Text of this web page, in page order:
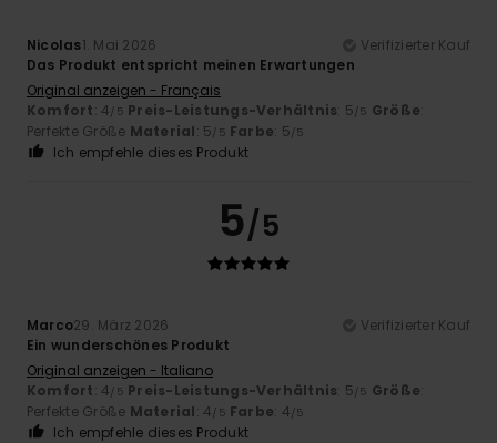
Nicolas1. Mai 2026
Verifizierter Kauf
Das Produkt entspricht meinen Erwartungen
Original anzeigen - Français
Komfort: 4 /5 Preis-Leistungs-Verhältnis: 5 /5 Größe:
Perfekte Größe Material: 5 /5 Farbe: 5 /5
Ich empfehle dieses Produkt
5/5
Marco29. März 2026
Verifizierter Kauf
Ein wunderschönes Produkt
Original anzeigen - Italiano
Komfort: 4 /5 Preis-Leistungs-Verhältnis: 5 /5 Größe:
Perfekte Größe Material: 4 /5 Farbe: 4 /5
Ich empfehle dieses Produkt